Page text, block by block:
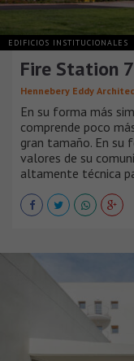
EDIFICIOS INSTITUCIONALES
Fire Station
Hennebery Eddy
En su forma más
comprende poco
gran tamaño. En su
valores de su
altamente técnica